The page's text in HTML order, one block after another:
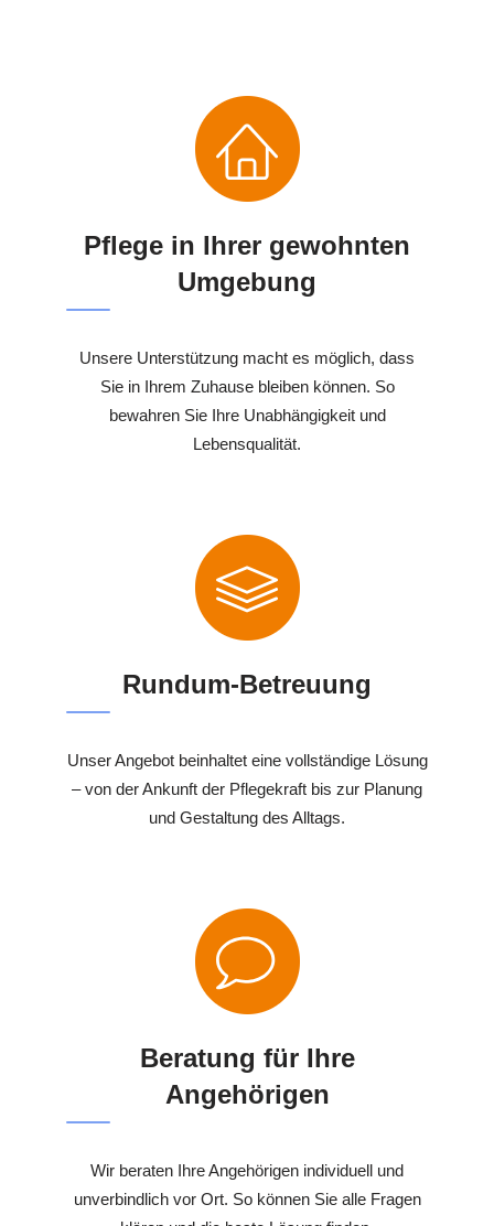
Pflege in Ihrer gewohnten
Umgebung
Unsere Unterstützung macht es möglich, dass
Sie in Ihrem Zuhause bleiben können. So
bewahren Sie Ihre Unabhängigkeit und
Lebensqualität.
Rundum-Betreuung
Unser Angebot beinhaltet eine vollständige Lösung
– von der Ankunft der Pflegekraft bis zur Planung
und Gestaltung des Alltags.
Beratung für Ihre
Angehörigen
Wir beraten Ihre Angehörigen individuell und
unverbindlich vor Ort. So können Sie alle Fragen